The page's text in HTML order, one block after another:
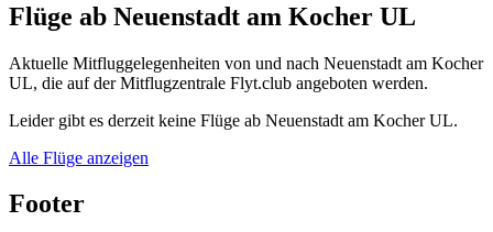
Flüge ab Neuenstadt am Kocher UL
Aktuelle Mitfluggelegenheiten von und nach Neuenstadt am Kocher
UL, die auf der Mitflugzentrale Flyt.club angeboten werden.
Leider gibt es derzeit keine Flüge ab Neuenstadt am Kocher UL.
Alle Flüge anzeigen
Footer